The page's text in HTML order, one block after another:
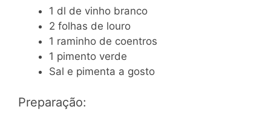
1 dl de vinho branco
2 folhas de louro
1 raminho de coentros
1 pimento verde
Sal e pimenta a gosto
Preparação: